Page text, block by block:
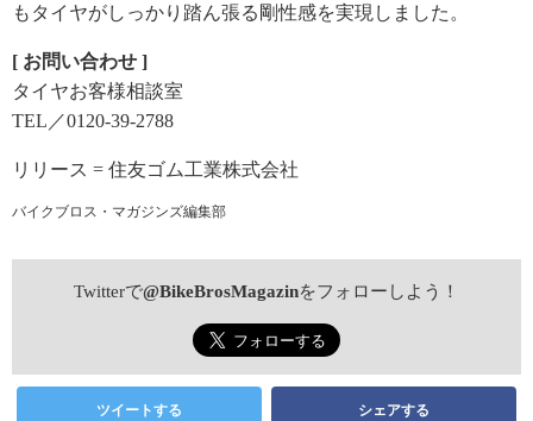
もタイヤがしっかり踏ん張る剛性感を実現しました。
[ お問い合わせ ]
タイヤお客様相談室
TEL／0120-39-2788
リリース = 住友ゴム工業株式会社
バイクブロス・マガジンズ編集部
Twitterで@BikeBrosMagazinをフォローしよう！
ツイートする シェアする